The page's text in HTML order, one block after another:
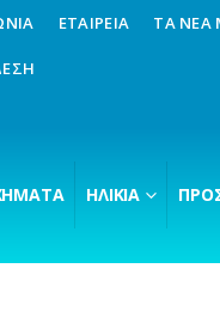
ΕΤΑΙΡΕΊΑ ΤΑ ΝΈΑ
ΗΛΙΚΊΑ